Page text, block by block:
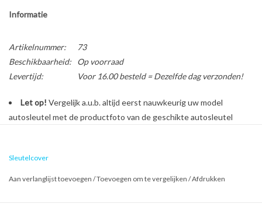
Informatie
Artikelnummer:
73
Beschikbaarheid:
Op voorraad
Levertijd:
Voor 16.00 besteld = Dezelfde dag verzonden!
Let op! Vergelijk a.u.b. altijd eerst nauwkeurig uw model
autosleutel met de productfoto van de geschikte autosleutel
Sleutelcover
Aan verlanglijst toevoegen /Toevoegen om te vergelijken /Afdrukken